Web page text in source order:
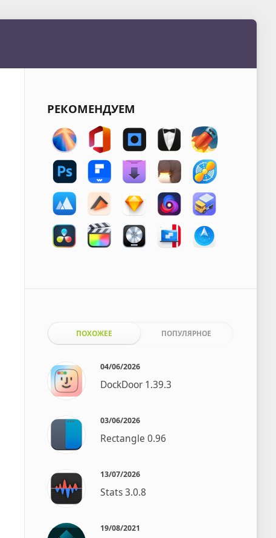
РЕКОМЕНДУЕМ
ПОХОЖЕЕ ПОПУЛЯРНОЕ
04/06/2026
DockDoor 1.39.3
03/06/2026
Rectangle 0.96
13/07/2026
Stats 3.0.8
19/08/2021